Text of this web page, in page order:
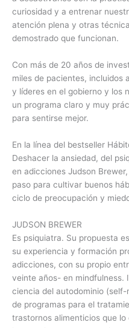
curiosidad y a entrenar
atención plena y otras
demostrado que funcionan.
Con más de 20 años de
miles de pacientes, incluidos
y líderes en el gobierno y los
un programa claro y muy
para sentirse mejor.
En la línea del bestseller
Deshacer la ansiedad, del
en adicciones Judson
paso para cultivar buenos
ciclo de preocupación y
JUDSON BREWER
Es psiquiatra. Su propuesta
su experiencia y formación
adicciones, con su propio
veinte años- en mindfulness.
ciencia del autodominio
de programas para el
trastornos alimenticios que